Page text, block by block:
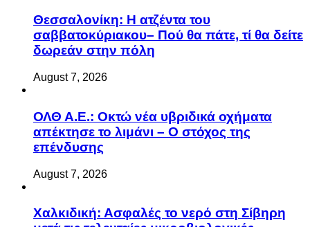
Θεσσαλονίκη: Η ατζέντα του
σαββατοκύριακου– Πού θα πάτε, τί θα δείτε
δωρεάν στην πόλη
August 7, 2026
ΟΛΘ Α.Ε.: Οκτώ νέα υβριδικά οχήματα
απέκτησε το λιμάνι – Ο στόχος της
επένδυσης
August 7, 2026
Χαλκιδική: Ασφαλές το νερό στη Σίβηρη